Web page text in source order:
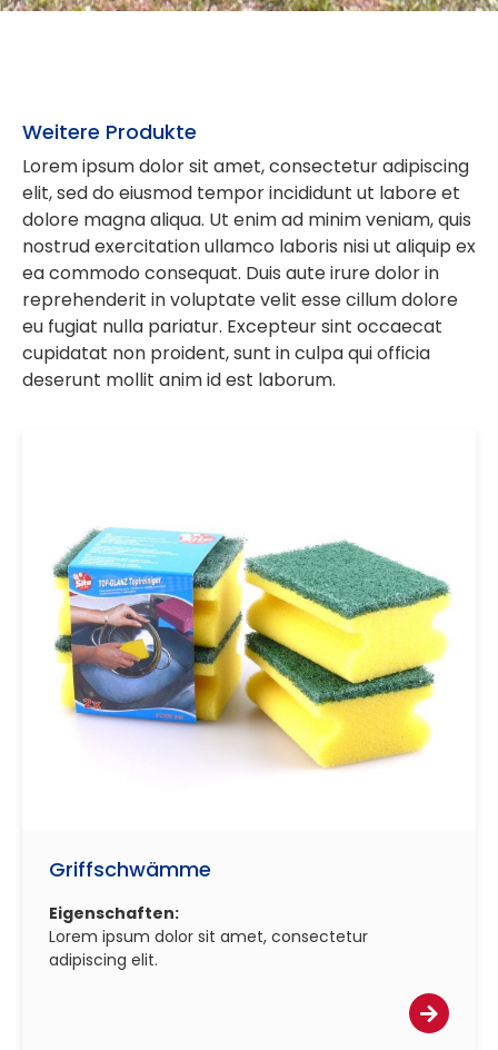
Weitere Produkte
Lorem ipsum dolor sit amet, consectetur adipiscing
elit, sed do eiusmod tempor incididunt ut labore et
dolore magna aliqua. Ut enim ad minim veniam, quis
nostrud exercitation ullamco laboris nisi ut aliquip ex
ea commodo consequat. Duis aute irure dolor in
reprehenderit in voluptate velit esse cillum dolore
eu fugiat nulla pariatur. Excepteur sint occaecat
cupidatat non proident, sunt in culpa qui officia
deserunt mollit anim id est laborum.
Griffschwämme
Eigenschaften:
Lorem ipsum dolor sit amet, consectetur
adipiscing elit.